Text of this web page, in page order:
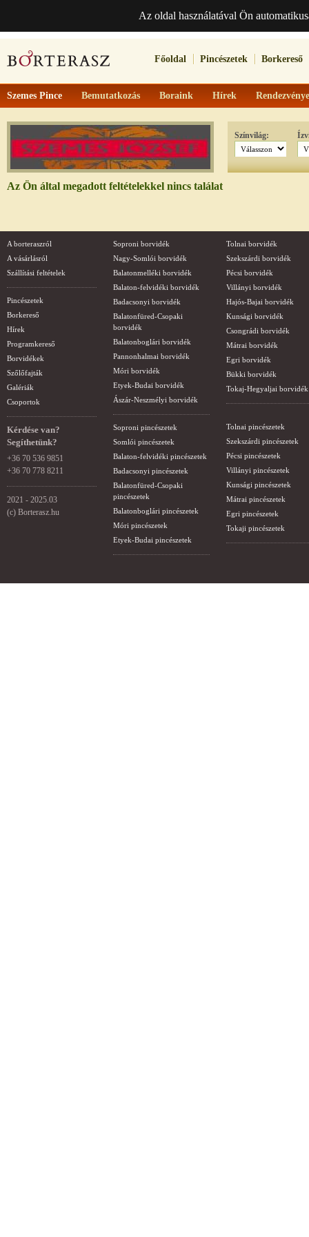
Az oldal használatával Ön
Főoldal Pincészetek Borkereső
Szemes Pince Bemutatkozás Boraink Hírek
Színvilág:
Az Ön által megadott feltételekkel nincs találat
A borteraszról
A vásárlásról
Szállítási feltételek
Pincészetek
Borkereső
Hírek
Programkereső
Borvidékek
Szőlőfajták
Galériák
Csoportok
Kérdése van?
Segíthetünk?
+36 70 536 9851
+36 70 778 8211
2021 - 2025.03
(c) Borterasz.hu
Soproni borvidék
Nagy-Somlói borvidék
Balatonmelléki borvidék
Balaton-felvidéki borvidék
Badacsonyi borvidék
Balatonfüred-Csopaki
borvidék
Balatonboglári borvidék
Pannonhalmai borvidék
Móri borvidék
Etyek-Budai borvidék
Ászár-Neszmélyi borvidék
Soproni pincészetek
Somlói pincészetek
Balaton-felvidéki pincészetek
Badacsonyi pincészetek
Balatonfüred-Csopaki
pincészetek
Balatonboglári pincészetek
Móri pincészetek
Etyek-Budai pincészetek
Tolnai borvidék
Szekszárdi borvidék
Pécsi borvidék
Villányi borvidék
Hajós-Bajai borvidék
Kunsági borvidék
Csongrádi borvidék
Mátrai borvidék
Egri borvidék
Bükki borvidék
Tokaj-Hegyaljai borvidék
Tolnai pincészetek
Szekszárdi pincészetek
Pécsi pincészetek
Villányi pincészetek
Kunsági pincészetek
Mátrai pincészetek
Egri pincészetek
Tokaji pincészetek